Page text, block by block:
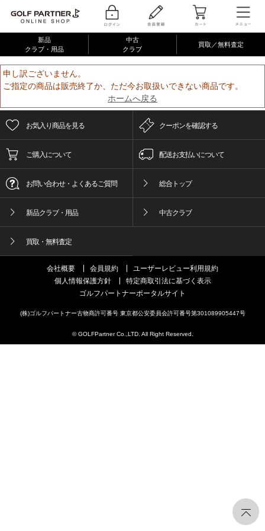
新品
クラブ・用品
中古
クラブ
買取／無料査定
申し訳ございません。
ご指定の商品は販売終了か、ただ今お取扱いできない商品です。
ホームへ戻る
お気入り商品を見る クーポンを確認する
ご購入について 配送お支払いについて
お問い合わせ・よくあるご質問 総合トップ
新品クラブ・用品 中古クラブ
買取・無料査定
会社概要 会員規約
ユーザーレビュー利用規約
個人情報保護方針
特定商取引法に基づく表示
ゴルフパートナーポータルサイト
(株)ゴルフパートナー古物商許可番号 東京都公安委員会許可番号第301089905447号
© GOLFPartner Co.,LTD. All Right Reserved.